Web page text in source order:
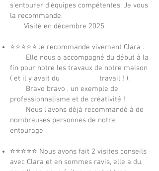
s'entourer d'équipes compétentes. Je vous
la recommande.
Visité en décembre 2025
⭐⭐⭐⭐⭐Je recommande vivement Clara .
Elle nous a accompagné du début à la
fin pour notre les travaux de notre maison
( et il y avait du travail ! ).
Bravo bravo , un exemple de
professionnalisme et de créativité !
Nous l'avons déjà recommandé à de
nombreuses personnes de notre
entourage .
⭐⭐⭐⭐⭐ Nous avons fait 2 visites conseils
avec Clara et en sommes ravis, elle a du,